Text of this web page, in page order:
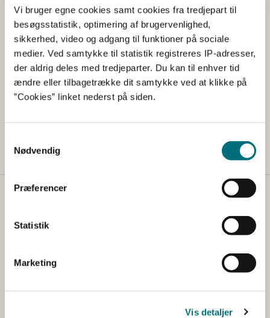
Vi bruger egne cookies samt cookies fra tredjepart til
besøgsstatistik, optimering af brugervenlighed,
sikkerhed, video og adgang til funktioner på sociale
medier. Ved samtykke til statistik registreres IP-adresser,
der aldrig deles med tredjeparter. Du kan til enhver tid
ændre eller tilbagetrække dit samtykke ved at klikke på
”Cookies” linket nederst på siden.
Nødvendig
Præferencer
Statistik
Marketing
Vis detaljer
Vi følger ansøgningsrunden og ikke mindst performance
på vores it-systemer meget tæt og vurderer løbende
behovet for at udsætte ansøgningsfristen til
Fællesskemaet 2023.
Vi vil sidst i marts melde den samlede fristforlængelse
februar vil indgå heri. Vi forventer derfor, at der bliver
Styrelsen for Grøn Arealomlægning og Vandmiljø
Tlf.: +45 33 95 80 00